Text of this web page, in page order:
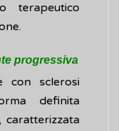
terapeutico
progressiva
con sclerosi
definita
caratterizzata